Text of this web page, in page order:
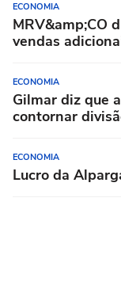
ECONOMIA
MRV&amp;CO
vendas
ECONOMIA
Gilmar diz que
contornar
ECONOMIA
Lucro da